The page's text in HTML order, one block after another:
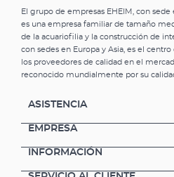
El grupo de empresas EHEIM, con
es una empresa familiar de tamaño
de la acuariofilia y la construcción de
con sedes en Europa y Asia, es el centro
los proveedores de calidad en el
reconocido mundialmente por su
ASISTENCIA
EMPRESA
INFORMACIÓN